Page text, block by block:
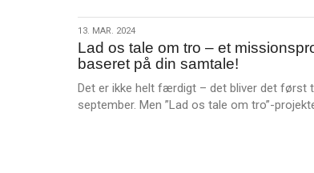
m
e
e
13.
mar.
2024
13. MAR. 2024
Lad os tale om tro – et
baseret på din samtale!
Det er ikke helt færdigt – det bliver det først
september. Men ”Lad os tale om tro”-